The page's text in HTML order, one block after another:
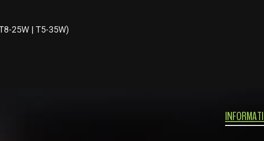
25W | T5-35W)